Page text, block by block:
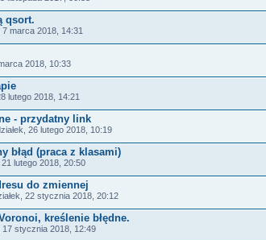
qsort.
marca 2018, 14:31
2018, 10:33
lutego 2018, 14:21
- przydatny link
26 lutego 2018, 10:19
błąd (praca z klasami)
lutego 2018, 20:50
do zmiennej
22 stycznia 2018, 20:12
kreślenie błędne.
17 stycznia 2018, 12:49